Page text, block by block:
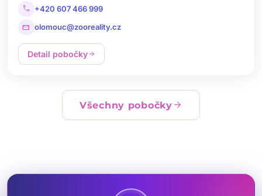
call +420 607 466 999
mail olomouc@zooreality.cz
Detail pobočkyarrow_forward
Všechny pobočky arrow_forward